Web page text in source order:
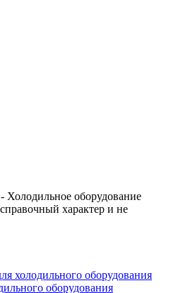
оборудование
характер и не
холодильного оборудования
оборудования